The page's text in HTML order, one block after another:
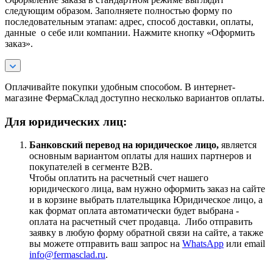
следующим образом. Заполняете полностью форму по
последовательным этапам: адрес, способ доставки, оплаты,
данные о себе или компании. Нажмите кнопку «Оформить
заказ».
Оплачивайте покупки удобным способом. В интернет-
магазине ФермаСклад доступно несколько вариантов оплаты.
Для юридических лиц:
Банковский перевод на юридическое лицо, является
основным вариантом оплаты для наших партнеров и
покупателей в сегменте B2B.
Чтобы оплатить на расчетный счет нашего
юридического лица, вам нужно оформить заказ на сайте
и в корзине выбрать плательщика Юридическое лицо, а
как формат оплата автоматически будет выбрана -
оплата на расчетный счет продавца. Либо отправить
заявку в любую форму обратной связи на сайте, а также
вы можете отправить ваш запрос на WhatsApp или email
info@fermasclad.ru.